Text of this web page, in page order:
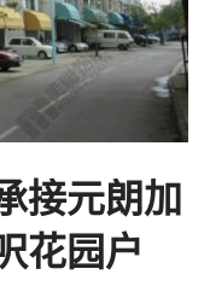
接元朗加
花园户